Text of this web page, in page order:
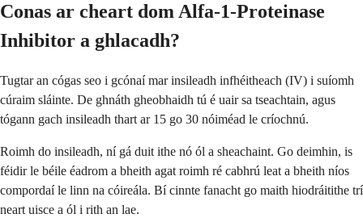
Conas ar cheart dom Alfa-1-Proteinase
Inhibitor a ghlacadh?
Tugtar an cógas seo i gcónaí mar insileadh infhéitheach (IV) i suíomh
cúraim sláinte. De ghnáth gheobhaidh tú é uair sa tseachtain, agus
tógann gach insileadh thart ar 15 go 30 nóiméad le críochnú.
Roimh do insileadh, ní gá duit ithe nó ól a sheachaint. Go deimhin, is
féidir le béile éadrom a bheith agat roimh ré cabhrú leat a bheith níos
compordaí le linn na cóireála. Bí cinnte fanacht go maith hiodráitithe trí
neart uisce a ól i rith an lae.